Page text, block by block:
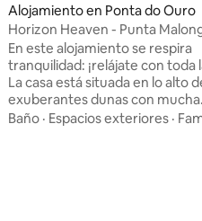
4.66 de 5, 29 reseñas
Alojamiento en Ponta do Ouro
Horizon Heaven - Punta
En este alojamiento se respira
tranquilidad: ¡relájate con toda
La casa está situada en lo alto
exuberantes dunas con mucha
vegetación. La vista es
Baño · Espacios exteriores ·